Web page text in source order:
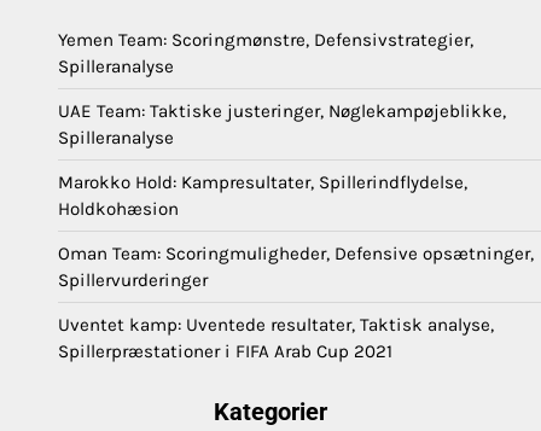
Yemen Team: Scoringmønstre, Defensivstrategier,
Spilleranalyse
UAE Team: Taktiske justeringer, Nøglekampøjeblikke,
Spilleranalyse
Marokko Hold: Kampresultater, Spillerindflydelse,
Holdkohæsion
Oman Team: Scoringmuligheder, Defensive opsætninger,
Spillervurderinger
Uventet kamp: Uventede resultater, Taktisk analyse,
Spillerpræstationer i FIFA Arab Cup 2021
Kategorier